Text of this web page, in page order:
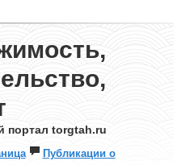
портал torgtah.ru
Публикации о